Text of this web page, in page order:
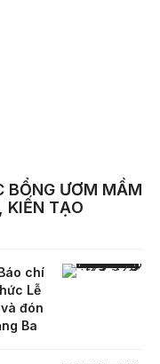
BỔNG ƯƠM MẦM
KIẾN TẠO
chí
Lễ
đón
Ba